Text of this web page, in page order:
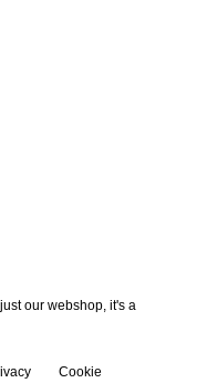
our webshop, it's a
Cookie